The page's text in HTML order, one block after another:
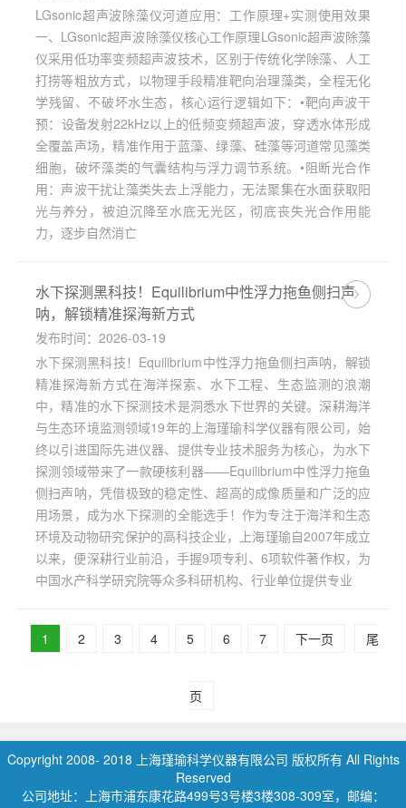
LGsonic超声波除藻仪河道应用：工作原理+实测使用效果
一、LGsonic超声波除藻仪核心工作原理LGsonic超声波除藻
仪采用低功率变频超声波技术，区别于传统化学除藻、人工
打捞等粗放方式，以物理手段精准靶向治理藻类，全程无化
学残留、不破坏水生态，核心运行逻辑如下：•靶向声波干
预：设备发射22kHz以上的低频变频超声波，穿透水体形成
全覆盖声场，精准作用于蓝藻、绿藻、硅藻等河道常见藻类
细胞，破坏藻类的气囊结构与浮力调节系统。•阻断光合作
用：声波干扰让藻类失去上浮能力，无法聚集在水面获取阳
光与养分，被迫沉降至水底无光区，彻底丧失光合作用能
力，逐步自然消亡
水下探测黑科技！Equilibrium中性浮力拖鱼侧扫声
呐，解锁精准探海新方式
发布时间：2026-03-19
水下探测黑科技！Equilibrium中性浮力拖鱼侧扫声呐，解锁
精准探海新方式在海洋探索、水下工程、生态监测的浪潮
中，精准的水下探测技术是洞悉水下世界的关键。深耕海洋
与生态环境监测领域19年的上海瑾瑜科学仪器有限公司，始
终以引进国际先进仪器、提供专业技术服务为核心，为水下
探测领域带来了一款硬核利器——Equilibrium中性浮力拖鱼
侧扫声呐，凭借极致的稳定性、超高的成像质量和广泛的应
用场景，成为水下探测的全能选手！作为专注于海洋和生态
环境及动物研究保护的高科技企业，上海瑾瑜自2007年成立
以来，便深耕行业前沿，手握9项专利、6项软件著作权，为
中国水产科学研究院等众多科研机构、行业单位提供专业
1 2 3 4 5 6 7 下一页 尾
页
Copyright 2008- 2018 上海瑾瑜科学仪器有限公司 版权所有 All Rights
Reserved
公司地址：上海市浦东康花路499号3号楼3楼308-309室，邮编：